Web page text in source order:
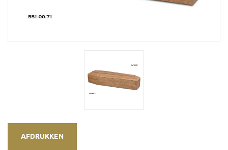
AFDRUKKEN